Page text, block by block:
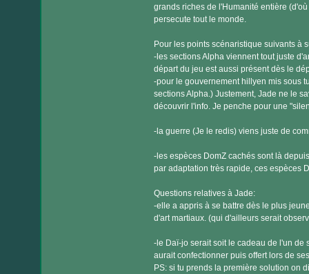
grands riches de l'Humanité entière
persecute tout le monde.
Pour les points scénaristique suivants à
-les sections Alpha viennent tout juste
départ du jeu est aussi présent dès le
-pour le gouvernement hillyen mis sous
sections Alpha.) Justement, Jade ne le
découvrir l'info. Je penche pour une
-la guerre (Je le redis) viens juste de
-les espèces DomZ cachés sont là
par adaptation très rapide, ces espèces
Questions relatives à Jade:
-elle a appris à se battre dès le plus
d'art martiaux. (qui d'ailleurs serait
-le Daï-jo serait soit le cadeau de l'un de
aurait confectionner puis offert lors de
PS: si tu prends la première solution on